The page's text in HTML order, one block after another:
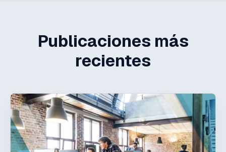
Publicaciones más
recientes